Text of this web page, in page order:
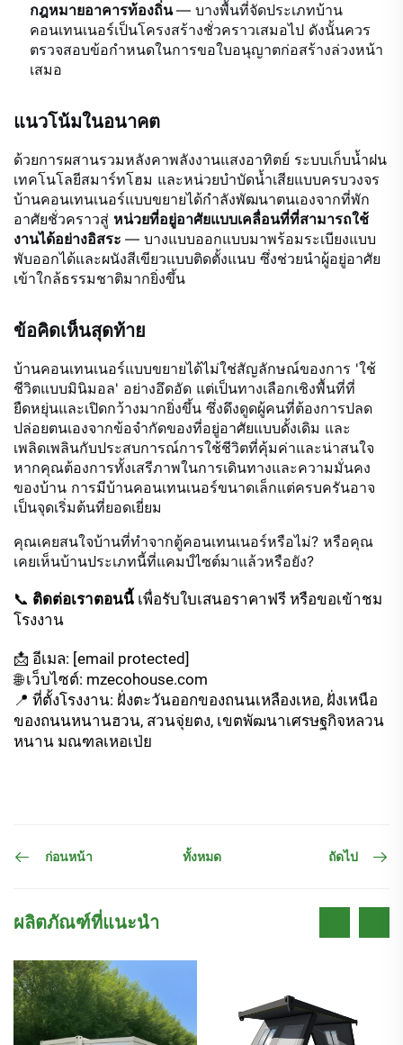
กฎหมายอาคารท้องถิ่น— บางพื้นที่จัดประเภทบ้าน
คอนเทนเนอร์เป็นโครงสร้างชั่วคราวเสมอไป ดังนั้นควร
ตรวจสอบข้อกำหนดในการขอใบอนุญาตก่อสร้างล่วงหน้า
เสมอ
แนวโน้มในอนาคต
ด้วยการผสานรวมหลังคาพลังงานแสงอาทิตย์ ระบบเก็บน้ำฝน
เทคโนโลยีสมาร์ทโฮม และหน่วยบำบัดน้ำเสียแบบครบวงจร
บ้านคอนเทนเนอร์แบบขยายได้กำลังพัฒนาตนเองจากที่พัก
อาศัยชั่วคราวสู่ หน่วยที่อยู่อาศัยแบบเคลื่อนที่ที่สามารถใช้
งานได้อย่างอิสระ — บางแบบออกแบบมาพร้อมระเบียงแบบ
พับออกได้และผนังสีเขียวแบบติดตั้งแนบ ซึ่งช่วยนำผู้อยู่อาศัย
เข้าใกล้ธรรมชาติมากยิ่งขึ้น
ข้อคิดเห็นสุดท้าย
บ้านคอนเทนเนอร์แบบขยายได้ไม่ใช่สัญลักษณ์ของการ 'ใช้
ชีวิตแบบมินิมอล' อย่างอึดอัด แต่เป็นทางเลือกเชิงพื้นที่ที่
ยืดหยุ่นและเปิดกว้างมากยิ่งขึ้น ซึ่งดึงดูดผู้คนที่ต้องการปลด
ปล่อยตนเองจากข้อจำกัดของที่อยู่อาศัยแบบดั้งเดิม และ
เพลิดเพลินกับประสบการณ์การใช้ชีวิตที่คุ้มค่าและน่าสนใจ
หากคุณต้องการทั้งเสรีภาพในการเดินทางและความมั่นคง
ของบ้าน การมีบ้านคอนเทนเนอร์ขนาดเล็กแต่ครบครันอาจ
เป็นจุดเริ่มต้นที่ยอดเยี่ยม
คุณเคยสนใจบ้านที่ทำจากตู้คอนเทนเนอร์หรือไม่? หรือคุณ
เคยเห็นบ้านประเภทนี้ที่แคมป์ไซต์มาแล้วหรือยัง?
📞 ติดต่อเราตอนนี้ เพื่อรับใบเสนอราคาฟรี หรือขอเข้าชม
โรงงาน
📩 อีเมล: [email protected]
🌐 เว็บไซต์: mzecohouse.com
📍 ที่ตั้งโรงงาน: ฝั่งตะวันออกของถนนเหลืองเหอ, ฝั่งเหนือ
ของถนนหนานฮวน, สวนจุ่ยตง, เขตพัฒนาเศรษฐกิจหลวน
หนาน มณฑลเหอเป่ย
ก่อนหน้า ทั้งหมด ถัดไป
ผลิตภัณฑ์ที่แนะนำ